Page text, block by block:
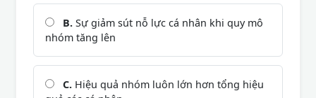
B. Sự giảm sút nỗ lực cá nhân khi quy mô
nhóm tăng lên
C. Hiệu quả nhóm luôn lớn hơn tổng hiệu